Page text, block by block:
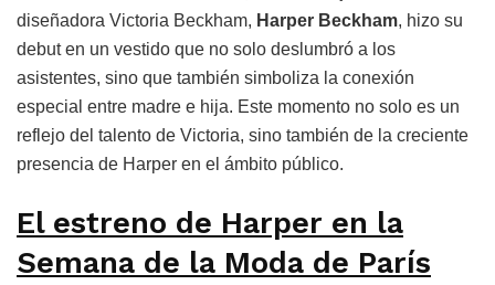
diseñadora Victoria Beckham, Harper Beckham, hizo su
debut en un vestido que no solo deslumbró a los
asistentes, sino que también simboliza la conexión
especial entre madre e hija. Este momento no solo es un
reflejo del talento de Victoria, sino también de la creciente
presencia de Harper en el ámbito público.
El estreno de Harper en la
Semana de la Moda de París